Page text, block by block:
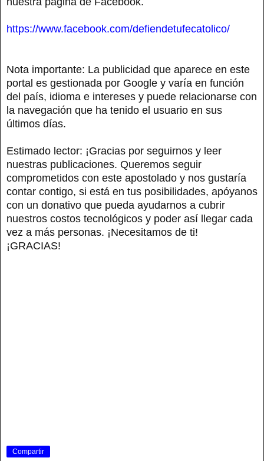
https://www.facebook.com/defiendetufecatolico/
Nota importante: La publicidad que aparece en este
portal es gestionada por Google y varía en función
del país, idioma e intereses y puede relacionarse con
la navegación que ha tenido el usuario en sus
últimos días.
Estimado lector: ¡Gracias por seguirnos y leer
nuestras publicaciones. Queremos seguir
comprometidos con este apostolado y nos gustaría
contar contigo, si está en tus posibilidades, apóyanos
con un donativo que pueda ayudarnos a cubrir
nuestros costos tecnológicos y poder así llegar cada
vez a más personas. ¡Necesitamos de ti!
¡GRACIAS!
Compartir